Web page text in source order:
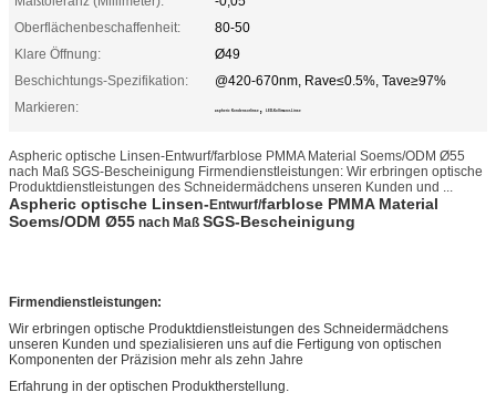
Oberflächenbeschaffenheit:
80-50
Klare Öffnung:
Ø49
Beschichtungs-Spezifikation:
@420-670nm, Rave≤0.5%, Tave≥97%
Markieren:
aspheric Kondensorlinse , LED-Kollimator-Linse
Aspheric optische Linsen-Entwurf/farblose PMMA Material Soems/ODM Ø55
nach Maß SGS-Bescheinigung Firmendienstleistungen: Wir erbringen optische
Produktdienstleistungen des Schneidermädchens unseren Kunden und ...
Aspheric optische Linsen-Entwurf/farblose PMMA Material
Soems/ODM Ø55 nach Maß SGS-Bescheinigung
Firmendienstleistungen:
Wir erbringen optische Produktdienstleistungen des Schneidermädchens
unseren Kunden und spezialisieren uns auf die Fertigung von optischen
Komponenten der Präzision mehr als zehn Jahre
Erfahrung in der optischen Produktherstellung.